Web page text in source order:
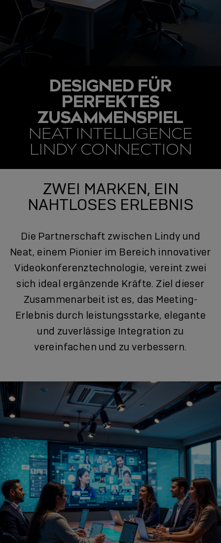
DESIGNED FÜR
PERFEKTES
ZUSAMMENSPIEL
NEAT INTELLIGENCE
LINDY CONNECTION
ZWEI MARKEN, EIN
NAHTLOSES ERLEBNIS
Die Partnerschaft zwischen Lindy und
Neat, einem Pionier im Bereich innovativer
Videokonferenztechnologie, vereint zwei
sich ideal ergänzende Kräfte. Ziel dieser
Zusammenarbeit ist es, das Meeting-
Erlebnis durch leistungsstarke, elegante
und zuverlässige Integration zu
vereinfachen und zu verbessern.